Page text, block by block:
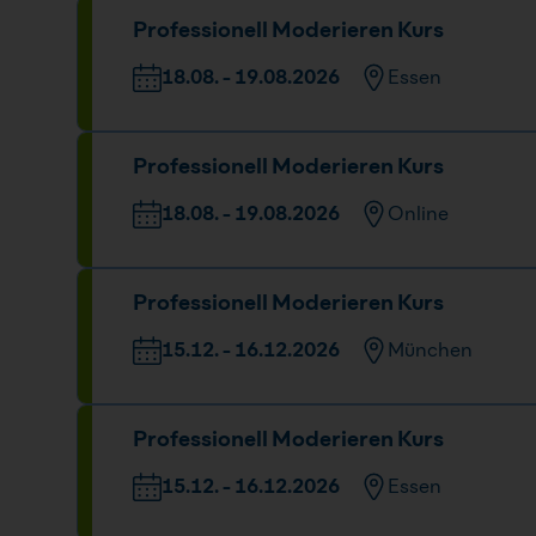
Elektrastr. 6a, 81925 München18.08. -
Professionell Moderieren Kurs
18.08. - 19.08.2026 Essen
Veranstaltungsort
Huyssenallee 82-88, 45128 Essen
Datum
18.08. -
Professionell Moderieren Kurs
18.08. - 19.08.2026 Online
Datum und Uhrzeit
18.08. - 19.08.2026
09:00 - 16:00 Uhr
Professionell Moderieren Kurs
15.12. - 16.12.2026 München
Veranstaltungsort
Elektrastr. 6a, 81925 München
Datum und
15.12. -
Professionell Moderieren Kurs
15.12. - 16.12.2026 Essen